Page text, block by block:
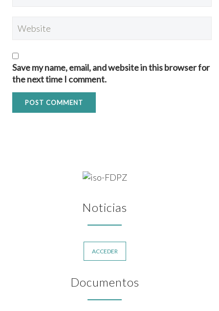
Save my name, email, and website in this browser for
the next time I comment.
Noticias
ACCEDER
Documentos